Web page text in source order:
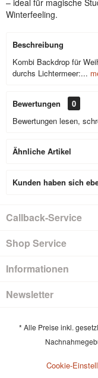
– ideal für magische
Winterfeeling.
Beschreibung
Kombi Backdrop für
durchs Lichtermeer:...
Bewertungen
0
Bewertungen lesen,
Ähnliche Artikel
Kunden haben sich
Callback-Service
Shop Service
Informationen
Newsletter
* Alle Preise inkl.
Cookie-